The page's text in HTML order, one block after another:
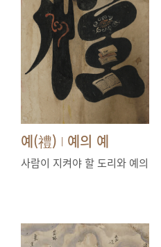
예(禮) | 예의 예
사람이 지켜야 할 도리와 예의